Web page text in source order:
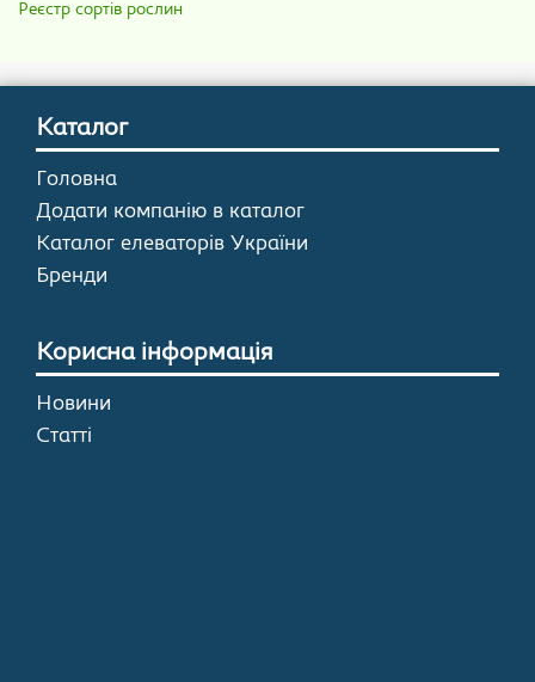
Реєстр сортів рослин
Каталог
Головна
Додати компанію в каталог
Каталог елеваторів України
Бренди
Корисна інформація
Новини
Статті